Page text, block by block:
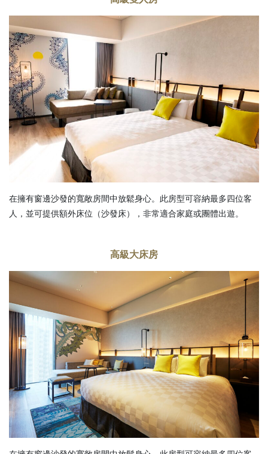
在擁有窗邊沙發的寬敞房間中放鬆身心。此房型可容納最多四位客
人，並可提供額外床位（沙發床），非常適合家庭或團體出遊。
高級大床房